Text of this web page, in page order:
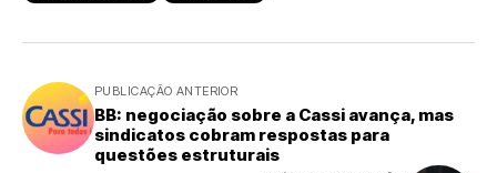
PUBLICAÇÃO ANTERIOR
BB: negociação sobre a Cassi avança, mas
sindicatos cobram respostas para
questões estruturais